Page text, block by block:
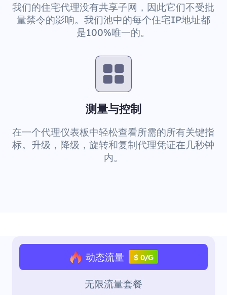
我们的住宅代理没有共享子网，因此它们不受批
量禁令的影响。我们池中的每个住宅IP地址都
是100%唯一的。
测量与控制
在一个代理仪表板中轻松查看所需的所有关键指
标。升级，降级，旋转和复制代理凭证在几秒钟
内。
动态流量 $ 0/G
无限流量套餐